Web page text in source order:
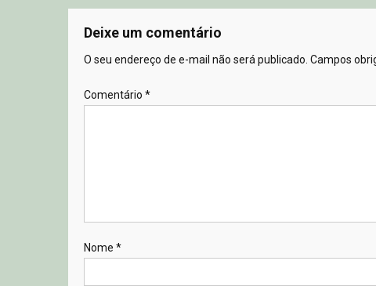
Deixe um comentário
O seu endereço de e-mail não será publicado. Campos
Comentário *
Nome *